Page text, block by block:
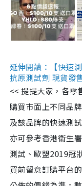
延伸閱讀：【快速
抗原測試劑 現貨發
<< 提提大家，各零
購買市面上不同品
及該品牌的快速測
亦可參考香港衞生
測試、歐盟2019冠
買前留意訂購平台